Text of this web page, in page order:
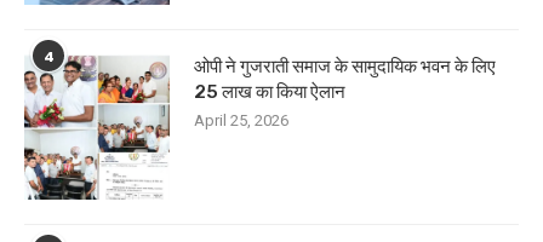
4
ओपी ने गुजराती समाज के सामुदायिक भवन के लिए
25 लाख का किया ऐलान
April 25, 2026